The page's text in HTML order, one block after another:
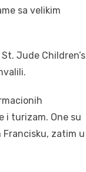
sa velikim
Jude Children’s
i turizam. One su
Francisku, zatim u